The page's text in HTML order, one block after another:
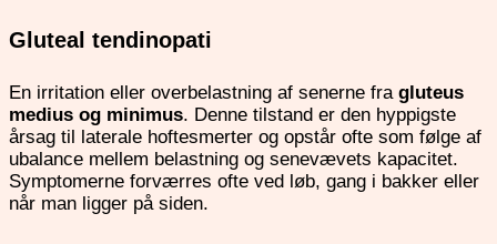
Gluteal tendinopati
En irritation eller overbelastning af senerne fra gluteus
medius og minimus. Denne tilstand er den hyppigste
årsag til laterale hoftesmerter og opstår ofte som følge af
ubalance mellem belastning og senevævets kapacitet.
Symptomerne forværres ofte ved løb, gang i bakker eller
når man ligger på siden.